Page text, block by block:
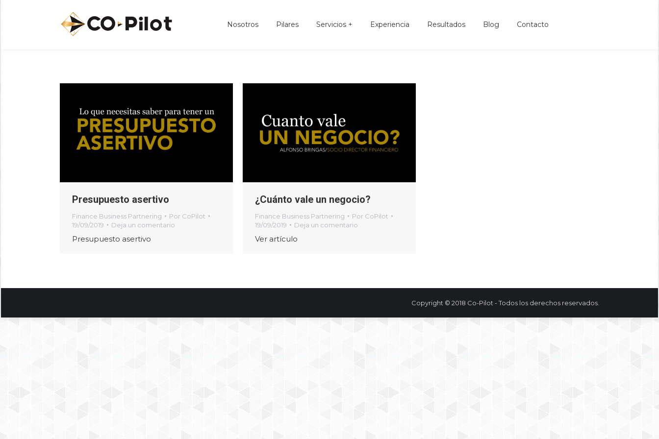
Nosotros Pilares Servicios + Experiencia Resultados Blog Contacto
Presupuesto asertivo
Finance Business Partnering Por CoPilot
19/09/2019
Deja un comentario
Presupuesto asertivo
¿Cuánto vale un negocio?
Finance Business Partnering Por CoPilot
19/09/2019
Deja un comentario
Ver artículo
Copyright © 2018 Co-Pilot - Todos los derechos reservados.